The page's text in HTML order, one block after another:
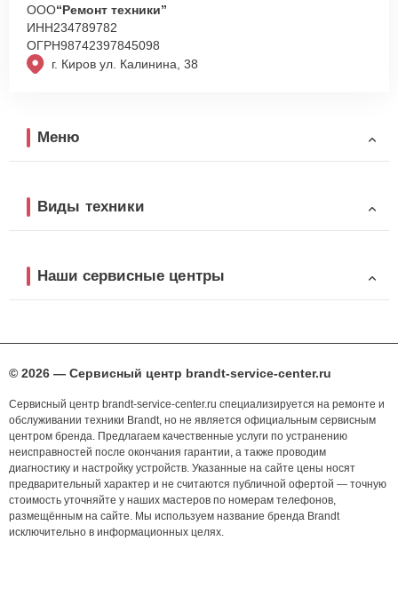
г. Киров ул. Калинина, 38
ООО“Ремонт техники”
ИНН234789782
ОГРН98742397845098
Меню
Виды техники
Наши сервисные центры
© 2026 — Сервисный центр brandt-service-center.ru
Сервисный центр brandt-service-center.ru специализируется на ремонте и
обслуживании техники Brandt, но не является официальным сервисным
центром бренда. Предлагаем качественные услуги по устранению
неисправностей после окончания гарантии, а также проводим
диагностику и настройку устройств. Указанные на сайте цены носят
предварительный характер и не считаются публичной офертой — точную
стоимость уточняйте у наших мастеров по номерам телефонов,
размещённым на сайте. Мы используем название бренда Brandt
исключительно в информационных целях.